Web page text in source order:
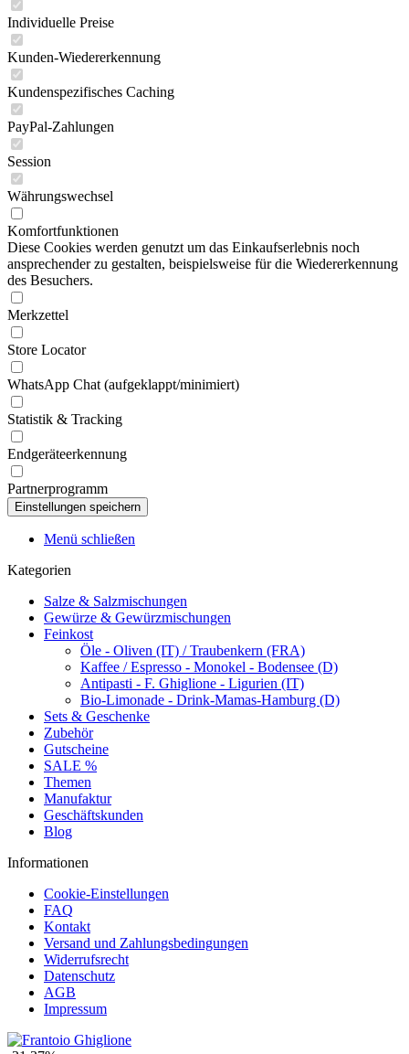
Individuelle Preise
Kunden-Wiedererkennung
Kundenspezifisches Caching
PayPal-Zahlungen
Session
Währungswechsel
Komfortfunktionen
Diese Cookies werden genutzt um das Einkaufserlebnis noch
ansprechender zu gestalten, beispielsweise für die Wiedererkennung
des Besuchers.
Merkzettel
Store Locator
WhatsApp Chat (aufgeklappt/minimiert)
Statistik & Tracking
Endgeräteerkennung
Partnerprogramm
Menü schließen
Kategorien
Salze & Salzmischungen
Gewürze & Gewürzmischungen
Feinkost
Öle - Oliven (IT) / Traubenkern (FRA)
Kaffee / Espresso - Monokel - Bodensee (D)
Antipasti - F. Ghiglione - Ligurien (IT)
Bio-Limonade - Drink-Mamas-Hamburg (D)
Sets & Geschenke
Zubehör
Gutscheine
SALE %
Themen
Manufaktur
Geschäftskunden
Blog
Informationen
Cookie-Einstellungen
FAQ
Kontakt
Versand und Zahlungsbedingungen
Widerrufsrecht
Datenschutz
AGB
Impressum